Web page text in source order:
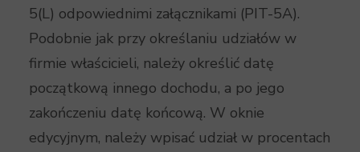
5(L) odpowiednimi załącznikami (PIT-5A).
Podobnie jak przy określaniu udziałów w
firmie właścicieli, należy określić datę
początkową innego dochodu, a po jego
zakończeniu datę końcową. W oknie
edycyjnym, należy wpisać udział w procentach